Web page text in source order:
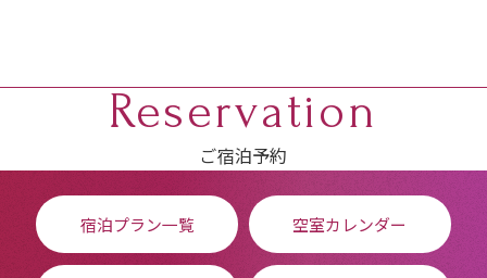
Reservation
ご宿泊予約
宿泊プラン一覧 空室カレンダー